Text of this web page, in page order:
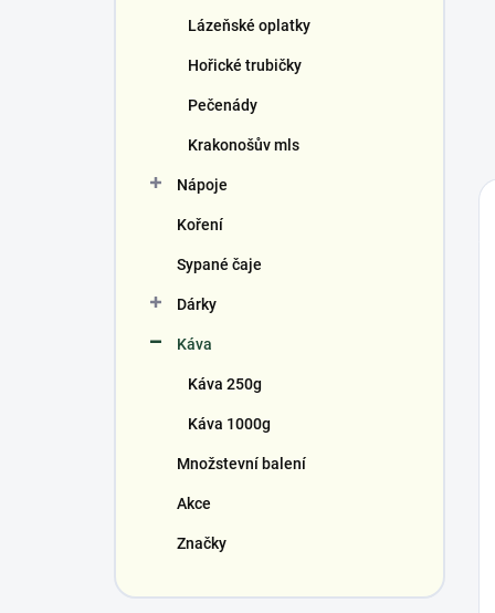
Lázeňské oplatky
Hořické trubičky
Pečenády
Krakonošův mls
Nápoje
Koření
Sypané čaje
Dárky
Káva
Káva 250g
Káva 1000g
Množstevní balení
Akce
Značky